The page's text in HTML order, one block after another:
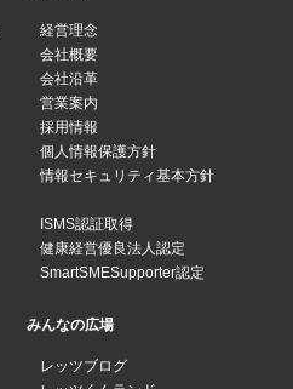
経営理念
会社概要
会社沿革
営業案内
採用情報
個人情報保護方針
情報セキュリティ基本方針
ISMS認証取得
健康経営優良法人認定
SmartSMESupporter認定
みんなの広場
レッツブログ